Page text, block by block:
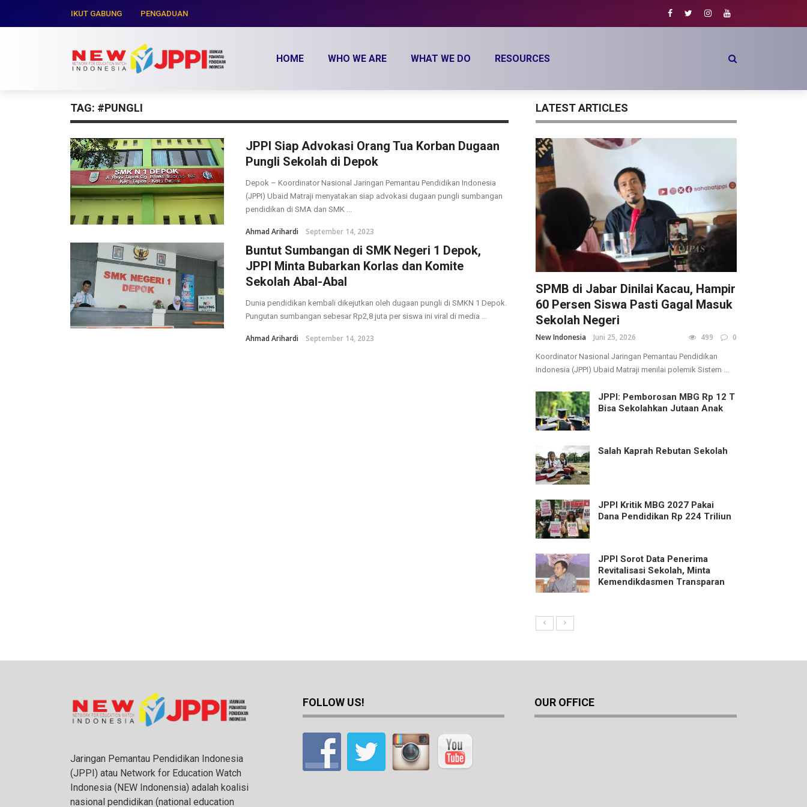
IKUT GABUNG PENGADUAN
HOME WHO WE ARE WHAT WE DO RESOURCES
TAG: #PUNGLI
JPPI Siap Advokasi Orang Tua Korban Dugaan
Pungli Sekolah di Depok
Depok – Koordinator Nasional Jaringan Pemantau Pendidikan Indonesia
(JPPI) Ubaid Matraji menyatakan siap advokasi dugaan pungli sumbangan
pendidikan di SMA dan SMK ...
Ahmad Arihardi September 14, 2023
Buntut Sumbangan di SMK Negeri 1 Depok,
JPPI Minta Bubarkan Korlas dan Komite
Sekolah Abal-Abal
Dunia pendidikan kembali dikejutkan oleh dugaan pungli di SMKN 1 Depok.
Pungutan sumbangan sebesar Rp2,8 juta per siswa ini viral di media ...
Ahmad Arihardi September 14, 2023
LATEST ARTICLES
SPMB di Jabar Dinilai Kacau, Hampir
60 Persen Siswa Pasti Gagal Masuk
Sekolah Negeri
New Indonesia Juni 25, 2026 499 0
Koordinator Nasional Jaringan Pemantau Pendidikan
Indonesia (JPPI) Ubaid Matraji menilai polemik Sistem ...
JPPI: Pemborosan MBG Rp 12 T
Bisa Sekolahkan Jutaan Anak
Salah Kaprah Rebutan Sekolah
JPPI Kritik MBG 2027 Pakai
Dana Pendidikan Rp 224 Triliun
JPPI Sorot Data Penerima
Revitalisasi Sekolah, Minta
Kemendikdasmen Transparan
Jaringan Pemantau Pendidikan Indonesia
(JPPI) atau Network for Education Watch
Indonesia (NEW Indonensia) adalah koalisi
nasional pendidikan (national education
FOLLOW US! OUR OFFICE